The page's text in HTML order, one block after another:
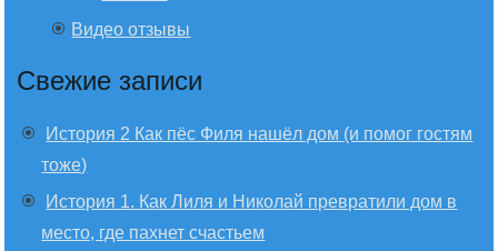
Видео отзывы
Свежие записи
История 2 Как пёс Филя нашёл дом (и помог гостям
тоже)
История 1. Как Лиля и Николай превратили дом в
место, где пахнет счастьем